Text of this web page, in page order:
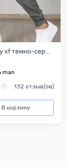
xf темно-сер...
man
132 отзыв(ов)
В корзину